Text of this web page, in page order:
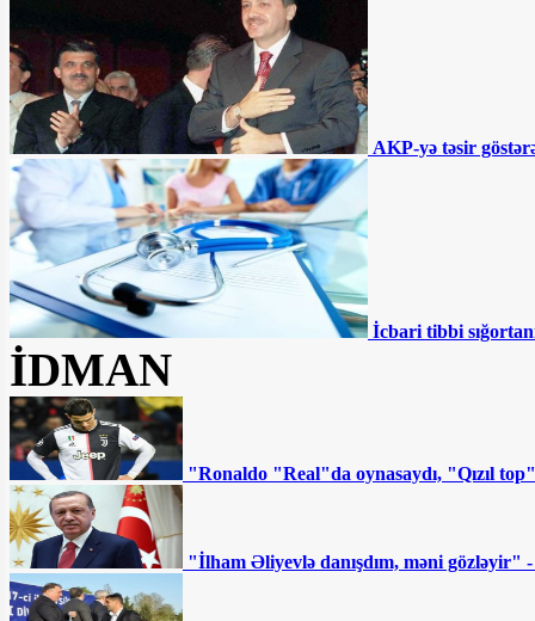
çökür - “İnvestisiya planına salınıb,
amma...”
Əhmədzadənin texnikaları Gəncədə
yolları qazıb kimləri varlandırır? -
İDDİA
"Təmiz Şəhər" ASC 2 ildir ki, maliyyə
hesabatı vermir
BÜTÜN XƏBƏRLƏR
AKP-yə təsir
İcbari tibbi
İDMAN
"Ronaldo "Real"da oynasaydı, "Qızıl
"İlham Əliyevlə danışdım, məni